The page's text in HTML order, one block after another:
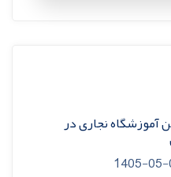
آموزشگاه نجاری در
1405-